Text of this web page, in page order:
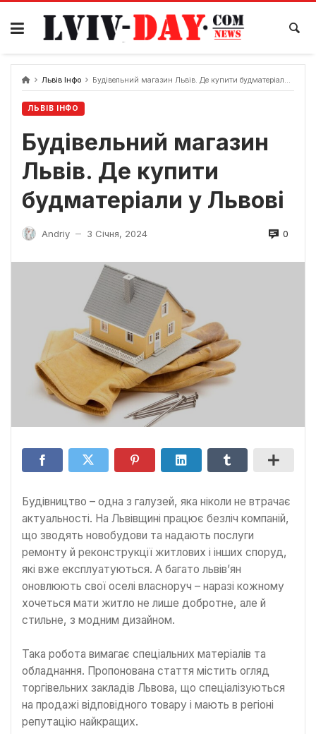
Skip
content
Львів Інфо Будівельний магазин Львів. Де купити будматеріали у Львові
ЛЬВІВ ІНФО
Будівельний магазин
Львів. Де купити
будматеріали у Львові
Andriy — 3 Січня, 2024 0
Будівництво – одна з галузей, яка ніколи не втрачає
актуальності. На Львівщині працює безліч компаній,
що зводять новобудови та надають послуги
ремонту й реконструкції житлових і інших споруд,
які вже експлуатуються. А багато львів’ян
оновлюють свої оселі власноруч – наразі кожному
хочеться мати житло не лише добротне, але й
стильне, з модним дизайном.
Така робота вимагає спеціальних матеріалів та
обладнання. Пропонована стаття містить огляд
торгівельних закладів Львова, що спеціалізуються
на продажі відповідного товару і мають в регіоні
репутацію найкращих.